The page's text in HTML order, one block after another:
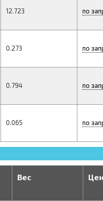
12.723 по
0.273 по
0.794 по
0.065 по
Вес